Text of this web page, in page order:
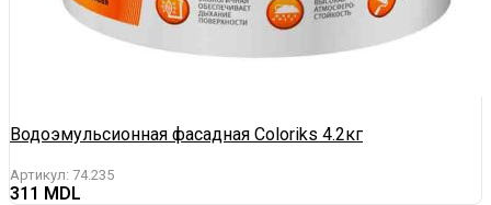
Водоэмульсионная фасадная Coloriks 4.2кг
Артикул: 74.235
311